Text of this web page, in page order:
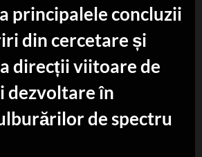
principalele concluzii
din cercetare și
direcții viitoare de
dezvoltare în
de spectru